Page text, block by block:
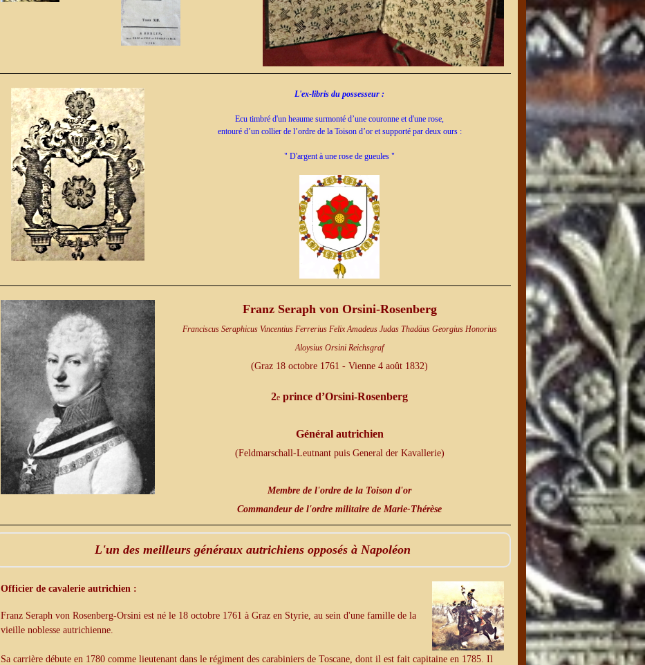
L'ex-libris du possesseur :
Ecu timbré d'un heaume surmonté d’une couronne et d'une rose,
entouré d’un collier de l’ordre de la Toison d’or et supporté par deux ours :
" D'argent à une rose de gueules "
Franz Seraph von Orsini-Rosenberg
Franciscus Seraphicus Vincentius Ferrerius Felix Amadeus Judas Thadäus Georgius Honorius
Aloysius Orsini Reichsgraf
(Graz 18 octobre 1761 - Vienne 4 août 1832)
2e prince d’Orsini-Rosenberg
Général autrichien
(Feldmarschall-Leutnant puis General der Kavallerie)
Membre de l'ordre de la Toison d'or
Commandeur de l'ordre militaire de Marie-Thérèse
L'un des meilleurs généraux autrichiens opposés à Napoléon
Officier de cavalerie autrichien :
Franz Seraph von Rosenberg-Orsini est né le 18 octobre 1761 à Graz en Styrie, au sein d'une famille de la
vieille noblesse autrichienne.
Sa carrière débute en 1780 comme lieutenant dans le régiment des carabiniers de Toscane, dont il est fait capitaine en 1785. Il